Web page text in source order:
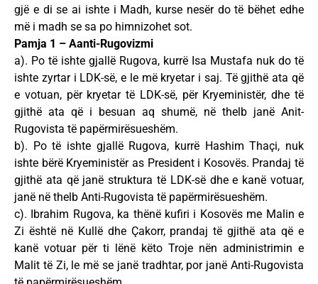
gjë e di se ai ishte i Madh, kurse nesër do të bëhet edhe
më i madh se sa po himnizohet sot.
Pamja 1 – Aanti-Rugovizmi
a). Po të ishte gjallë Rugova, kurrë Isa Mustafa nuk do të
ishte zyrtar i LDK-së, e le më kryetar i saj. Të gjithë ata që
e votuan, për kryetar të LDK-së, për Kryeministër, dhe të
gjithë ata që i besuan aq shumë, në thelb janë Anit-
Rugovista të papërmirësueshëm.
b). Po të ishte gjallë Rugova, kurrë Hashim Thaçi, nuk
ishte bërë Kryeministër as President i Kosovës. Prandaj të
gjithë ata që janë struktura të LDK-së dhe e kanë votuar,
janë në thelb Anti-Rugovista të papërmirësueshëm.
c). Ibrahim Rugova, ka thënë kufiri i Kosovës me Malin e
Zi është në Kullë dhe Çakorr, prandaj të gjithë ata që e
kanë votuar për ti lënë këto Troje nën administrimin e
Malit të Zi, le më se janë tradhtar, por janë Anti-Rugovista